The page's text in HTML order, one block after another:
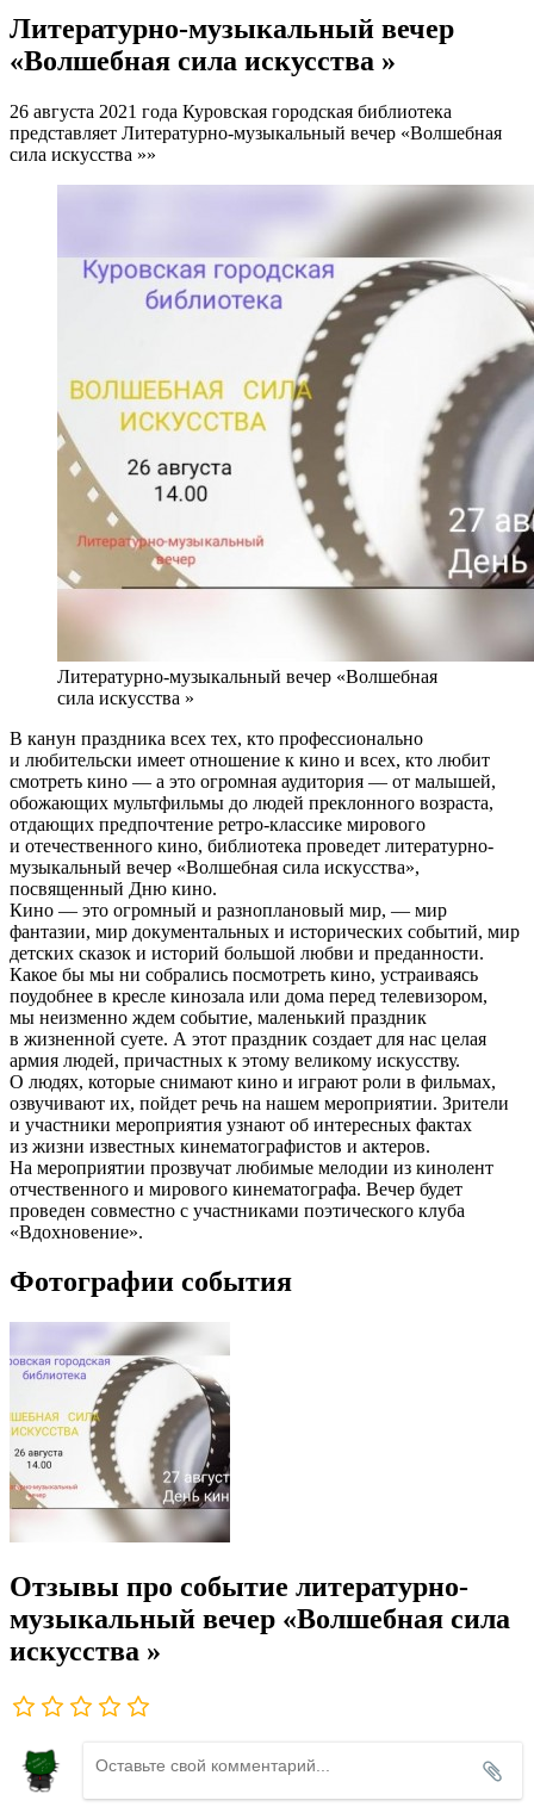
Литературно-музыкальный вечер
«Волшебная сила искусства »
26 августа 2021 года Куровская городская библиотека
представляет Литературно-музыкальный вечер «Волшебная
сила искусства »»
Литературно-музыкальный вечер «Волшебная
сила искусства »
В канун праздника всех тех, кто профессионально
и любительски имеет отношение к кино и всех, кто любит
смотреть кино — а это огромная аудитория — от малышей,
обожающих мультфильмы до людей преклонного возраста,
отдающих предпочтение ретро-классике мирового
и отечественного кино, библиотека проведет литературно-
музыкальный вечер «Волшебная сила искусства»,
посвященный Дню кино.
Кино — это огромный и разноплановый мир, — мир
фантазии, мир документальных и исторических событий, мир
детских сказок и историй большой любви и преданности.
Какое бы мы ни собрались посмотреть кино, устраиваясь
поудобнее в кресле кинозала или дома перед телевизором,
мы неизменно ждем событие, маленький праздник
в жизненной суете. А этот праздник создает для нас целая
армия людей, причастных к этому великому искусству.
О людях, которые снимают кино и играют роли в фильмах,
озвучивают их, пойдет речь на нашем мероприятии. Зрители
и участники мероприятия узнают об интересных фактах
из жизни известных кинематографистов и актеров.
На мероприятии прозвучат любимые мелодии из кинолент
отчественного и мирового кинематографа. Вечер будет
проведен совместно с участниками поэтического клуба
«Вдохновение».
Фотографии события
Отзывы про событие литературно-
музыкальный вечер «Волшебная сила
искусства »